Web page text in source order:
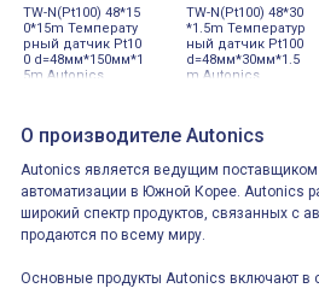
TW-N(Pt100) 48*15
0*15m Температу
рный датчик Pt10
0 d=48мм*150мм*1
5m Autonics
TW-N(Pt100) 48*30
*1.5m Температур
ный датчик Pt100
d=48мм*30мм*1.5
m Autonics
О производителе Autonics
Autonics является ведущим
автоматизации в Южной Корее. Autonics
широкий спектр продуктов, связанных с
продаются по всему миру.
Основные продукты Autonics включают в